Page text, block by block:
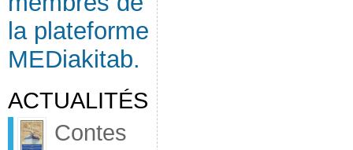
la plateforme
MEDiakitab.
ACTUALITÉS
Contes